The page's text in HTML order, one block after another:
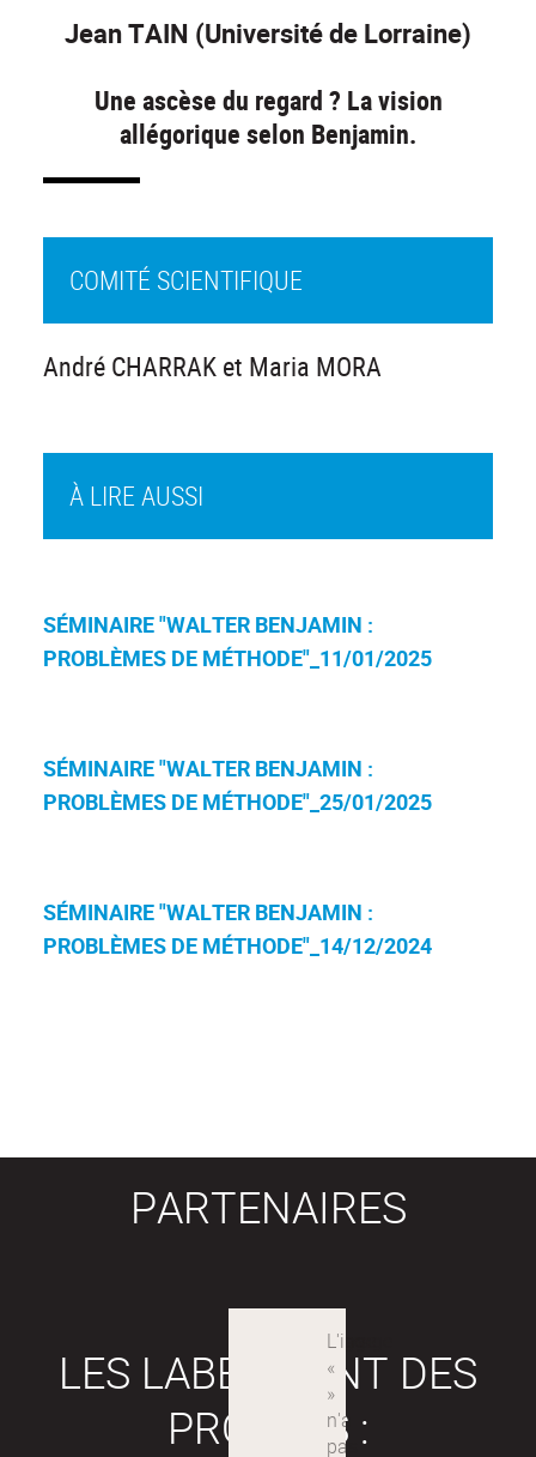
Jean TAIN (Université de Lorraine)
Une ascèse du regard ? La vision
allégorique selon Benjamin.
À LIRE AUSSI
SÉMINAIRE "WALTER BENJAMIN :
PROBLÈMES DE MÉTHODE"_11/01/2025
SÉMINAIRE "WALTER BENJAMIN :
PROBLÈMES DE MÉTHODE"_25/01/2025
SÉMINAIRE "WALTER BENJAMIN :
PROBLÈMES DE MÉTHODE"_14/12/2024
COMITÉ SCIENTIFIQUE
André CHARRAK et Maria MORA
PARTENAIRES
LES LABEX SONT DES
PROJETS :